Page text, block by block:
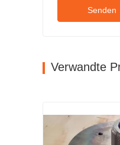
Senden
Verwandte